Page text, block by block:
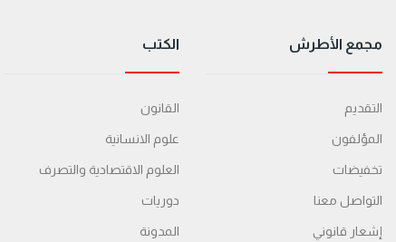
مجمع الأطرش
التقديم
المؤلفون
تخفيضات
التواصل معنا
إشعار قانوني
الكتب
القانون
علوم الانسانية
العلوم الاقتصادية والتصرف
دوريات
المدونة